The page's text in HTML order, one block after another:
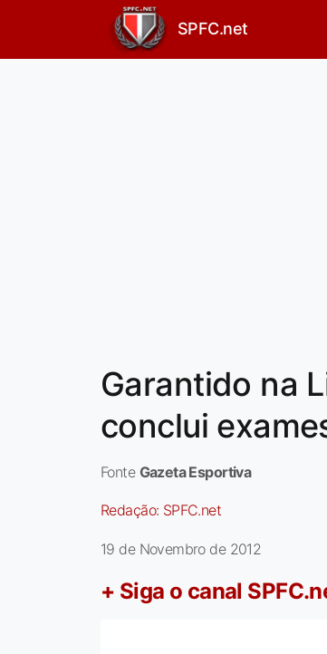
SPFC.net
Garantido na
conclui
Fonte Gazeta Esportiva
Redação: SPFC.net
19 de Novembro de 2012
+ Siga o canal